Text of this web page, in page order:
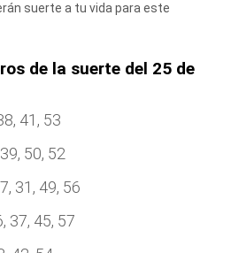
suerte a tu vida para este
de la suerte del 25 de
41, 53
50, 52
31, 49, 56
37, 45, 57